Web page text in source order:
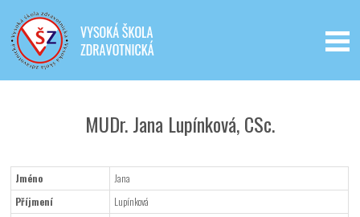
MUDr. Jana Lupínková, CSc.
Jméno
Jana
Příjmení
Lupínková
Iveta - Vysoká škola zdravotnická,
o.p.s.